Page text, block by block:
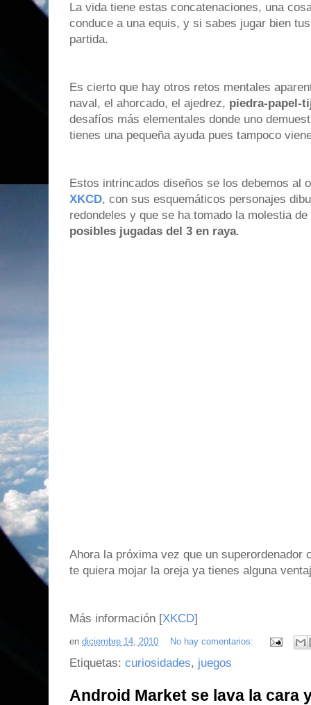
La vida tiene estas concatenaciones, una
conduce a una equis, y si sabes jugar bien
partida.
Es cierto que hay otros retos mentales
naval, el ahorcado, el ajedrez, piedra-papel-
desafíos más elementales donde uno
tienes una pequeña ayuda pues tampoco
Estos intrincados diseños se los debemos al
XKCD, con sus esquemáticos personajes
redondeles y que se ha tomado la molestia
posibles jugadas del 3 en raya.
Ahora la próxima vez que un superordenador
te quiera mojar la oreja ya tienes alguna
Más información [XKCD]
en diciembre 14, 2010 No hay comentarios:
Etiquetas: curiosidades, juegos
Android Market se lava la cara